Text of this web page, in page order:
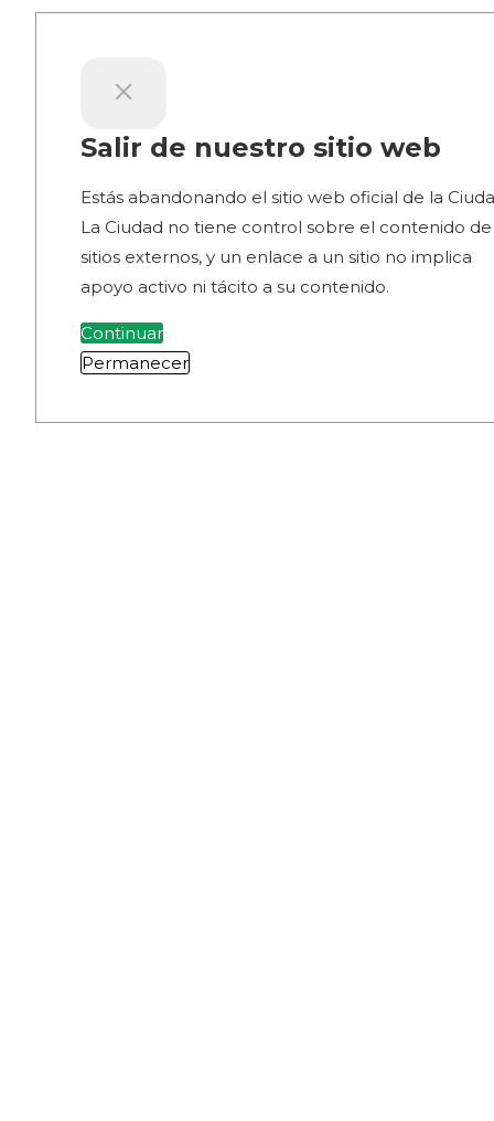
Salir de nuestro sitio web
Estás abandonando el sitio web oficial de la
La Ciudad no tiene control sobre el contenido de
sitios externos, y un enlace a un sitio no implica
apoyo activo ni tácito a su contenido.
Continuar
Permanecer